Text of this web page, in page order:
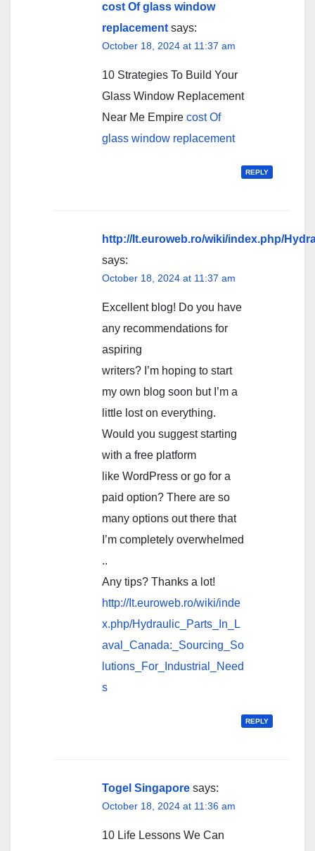
cost Of glass window
replacement says:
October 18, 2024 at 11:37 am
10 Strategies To Build Your
Glass Window Replacement
Near Me Empire cost Of
glass window replacement
REPLY
http://It.euroweb.ro/wiki/index.php/
says:
October 18, 2024 at 11:37 am
Excellent blog! Do you have
any recommendations for
aspiring
writers? I’m hoping to start
my own blog soon but I’m a
little lost on everything.
Would you suggest starting
with a free platform
like WordPress or go for a
paid option? There are so
many options out there that
I’m completely overwhelmed
..
Any tips? Thanks a lot!
http://It.euroweb.ro/wiki/inde
x.php/Hydraulic_Parts_In_L
aval_Canada:_Sourcing_So
lutions_For_Industrial_Need
s
REPLY
Togel Singapore says:
October 18, 2024 at 11:36 am
10 Life Lessons We Can